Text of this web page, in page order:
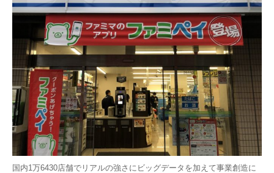
国内1万6430店舗でリアルの強さにビッグデータを加えて事業創造に